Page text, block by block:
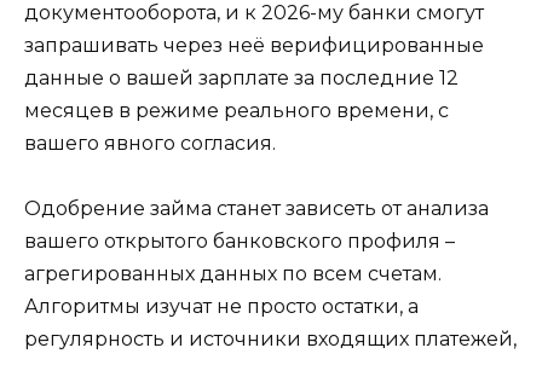
документооборота, и к 2026-му банки смогут
запрашивать через неё верифицированные
данные о вашей зарплате за последние 12
месяцев в режиме реального времени, с
вашего явного согласия.
Одобрение займа станет зависеть от анализа
вашего открытого банковского профиля –
агрегированных данных по всем счетам.
Алгоритмы изучат не просто остатки, а
регулярность и источники входящих платежей,